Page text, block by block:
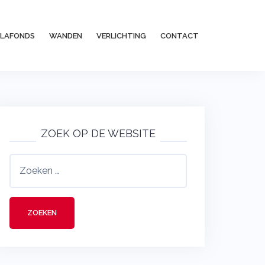
WANDEN VERLICHTING CONTACT
ZOEK OP DE WEBSITE